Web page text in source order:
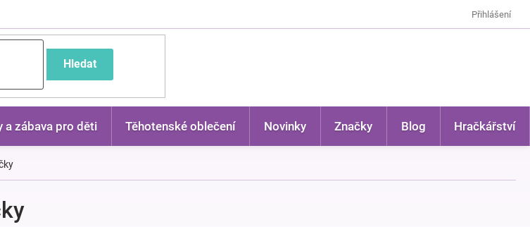
Přihlášení
Hledat
a zábava pro děti Těhotenské oblečení Novinky Značky Blog Hračkářství